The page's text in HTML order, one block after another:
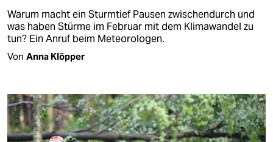
Warum macht ein Sturmtief Pausen zwischendurch und
was haben Stürme im Februar mit dem Klimawandel zu
tun? Ein Anruf beim Meteorologen.
Von Anna Klöpper